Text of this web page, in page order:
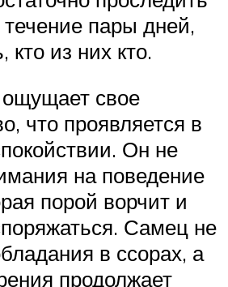
пары дней,
кто из них кто.
свое
что проявляется в
Он не
на поведение
порой ворчит и
Самец не
в ссорах, а
продолжает